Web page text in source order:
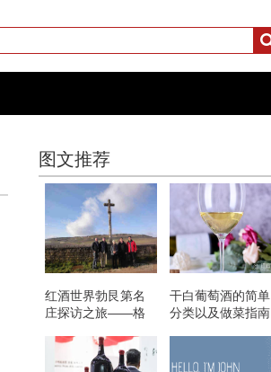
图文推荐
红酒世界勃艮第名
庄探访之旅——格
干白葡萄酒的简单
分类以及做菜指南